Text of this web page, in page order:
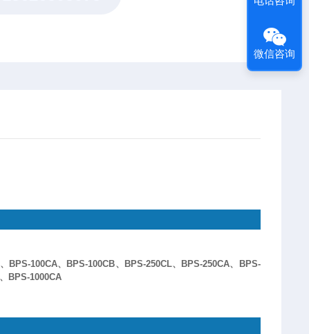
BPS-100CA、BPS-100CB、BPS-250CL、BPS-250CA、BPS-
BPS-1000CA
微信咨询